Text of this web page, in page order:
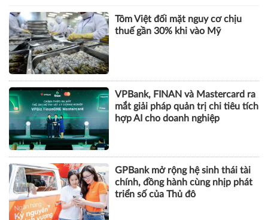
Tôm Việt đối mặt nguy cơ chịu
thuế gần 30% khi vào Mỹ
VPBank, FINAN và Mastercard ra
mắt giải pháp quản trị chi tiêu tích
hợp AI cho doanh nghiệp
GPBank mở rộng hệ sinh thái tài
chính, đồng hành cùng nhịp phát
triển số của Thủ đô